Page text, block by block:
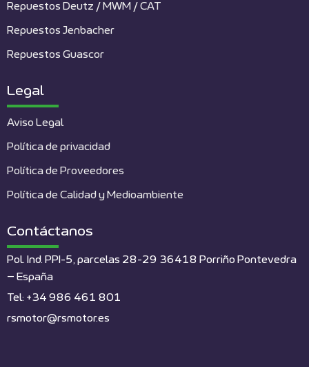
Repuestos Deutz / MWM / CAT
Repuestos Jenbacher
Repuestos Guascor
Legal
Aviso Legal
Política de privacidad
Política de Proveedores
Política de Calidad y Medioambiente
Contáctanos
Pol. Ind. PPI-5, parcelas 28-29 36418 Porriño Pontevedra
– España
Tel: +34 986 461 801
rsmotor@rsmotor.es